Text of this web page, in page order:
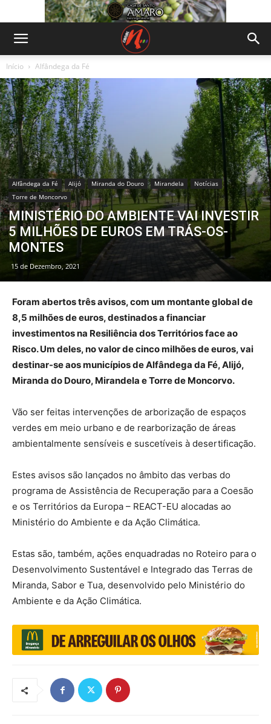
Início Alfândega da Fé
Alfândega da Fé Alijó Miranda do Douro Mirandela
Notícias
Torre de Moncorvo
MINISTÉRIO DO AMBIENTE VAI INVESTIR
5 MILHÕES DE EUROS EM TRÁS-OS-
MONTES
15 de Dezembro, 2021
Foram abertos três avisos, com um montante global de
8,5 milhões de euros, destinados a financiar
investimentos na Resiliência dos Territórios face ao
Risco. Um deles, no valor de cinco milhões de euros, vai
destinar-se aos municípios de Alfândega da Fé, Alijó,
Miranda do Douro, Mirandela e Torre de Moncorvo.
Vão ser feitas intervenções de arborização de espaços
verdes em meio urbano e de rearborização de áreas
ambientalmente sensíveis e suscetíveis à desertificação.
Estes avisos são lançados no âmbito das verbas do
programa de Assistência de Recuperação para a Coesão
e os Territórios da Europa – REACT-EU alocadas ao
Ministério do Ambiente e da Ação Climática.
Estas são, também, ações enquadradas no Roteiro para o
Desenvolvimento Sustentável e Integrado das Terras de
Miranda, Sabor e Tua, desenvolvido pelo Ministério do
Ambiente e da Ação Climática.